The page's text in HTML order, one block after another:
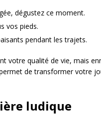
dégustez ce moment.
vos pieds.
pendant les trajets.
votre qualité de vie, mais
de transformer votre
ludique